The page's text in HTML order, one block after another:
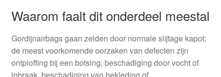
Waarom faalt dit onderdeel meestal
Gordijnairbags gaan zelden door normale slijtage kapot;
de meest voorkomende oorzaken van defecten zijn
ontploffing bij een botsing, beschadiging door vocht of